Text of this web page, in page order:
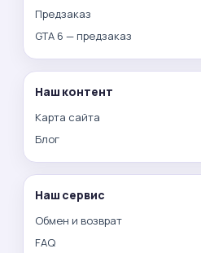
Предзаказ
GTA 6 — предзаказ
Наш контент
Карта сайта
Блог
Наш сервис
Обмен и возврат
FAQ